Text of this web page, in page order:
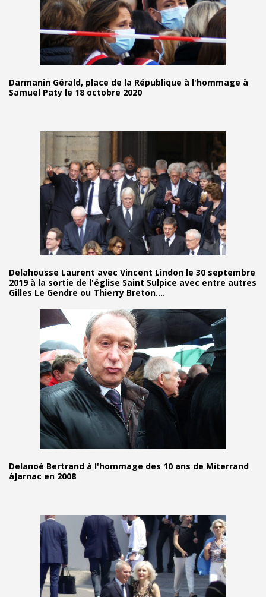
Darmanin Gérald, place de la République à l'hommage à
Samuel Paty le 18 octobre 2020
Delahousse Laurent avec Vincent Lindon le 30 septembre
2019 à la sortie de l'église Saint Sulpice avec entre autres
Gilles Le Gendre ou Thierry Breton....
Delanoé Bertrand à l'hommage des 10 ans de Miterrand
àJarnac en 2008